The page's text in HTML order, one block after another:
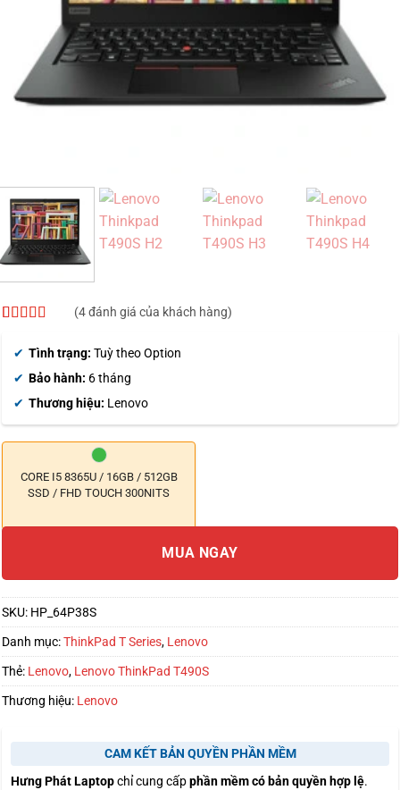
trên đánh
(4đánh giá của khách hàng)
Tình trạng: Tuỳ theo Option
Bảo hành: 6 tháng
Thương hiệu: Lenovo
CORE I5 8365U / 16GB / 512GB
SSD / FHD TOUCH 300NITS
MUA NGAY
SKU: HP_64P38S
Danh mục:ThinkPad T Series, Lenovo
Thẻ: Lenovo, Lenovo ThinkPad T490S
Thương hiệu: Lenovo
CAM KẾT BẢN QUYỀN PHẦN MỀM
Hưng Phát Laptopchỉ cung cấpphần mềm có bản quyền hợp lệ.